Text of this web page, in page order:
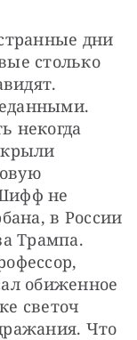
дни
столько
некогда
не
в России
Трампа.
обиженное
светоч
Что